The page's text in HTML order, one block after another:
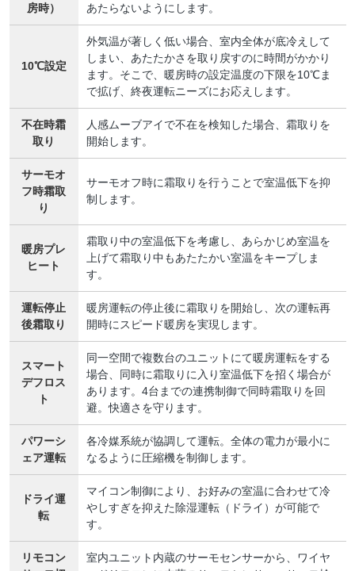
房時）
あたらないようにします。
10℃設定
外気温が著しく低い場合、室内全体が底冷えして
しまい、あたたかさを取り戻すのに時間がかかり
ます。そこで、暖房時の設定温度の下限を10℃ま
で拡げ、終夜運転ニーズにお応えします。
不在時霜
取り
人感ムーブアイで不在を検知した場合、霜取りを
開始します。
サーモオ
フ時霜取
り
サーモオフ時に霜取りを行うことで室温低下を抑
制します。
暖房プレ
ヒート
霜取り中の室温低下を考慮し、あらかじめ室温を
上げて霜取り中もあたたかい室温をキープしま
す。
運転停止
後霜取り
暖房運転の停止後に霜取りを開始し、次の運転再
開時にスピード暖房を実現します。
スマート
デフロス
ト
同一空間で複数台のユニットにて暖房運転をする
場合、同時に霜取りに入り室温低下を招く場合が
あります。4台までの連携制御で同時霜取りを回
避。快適さを守ります。
パワーシ
ェア運転
各冷媒系統が協調して運転。全体の電力が最小に
なるように圧縮機を制御します。
ドライ運
転
マイコン制御により、お好みの室温に合わせて冷
やしすぎを抑えた除湿運転（ドライ）が可能で
す。
リモコン
室内ユニット内蔵のサーモセンサーから、ワイヤ